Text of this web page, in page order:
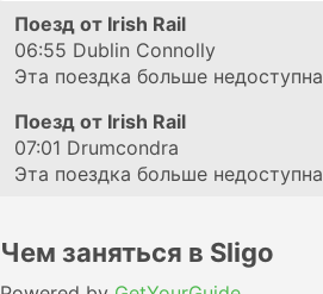
Поезд от Irish Rail
06:55 Dublin Connolly
Эта поездка больше недоступна
Поезд от Irish Rail
07:01 Drumcondra
Эта поездка больше недоступна
Чем заняться в Sligo